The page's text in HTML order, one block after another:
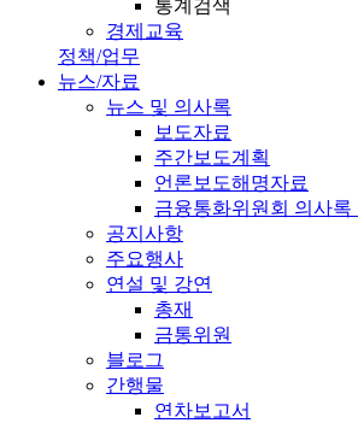
통계검색
경제교육
정책/업무
뉴스/자료
뉴스 및 의사록
보도자료
주간보도계획
언론보도해명자료
금융통화위원회 의사록
공지사항
주요행사
연설 및 강연
총재
금통위원
블로그
간행물
연차보고서